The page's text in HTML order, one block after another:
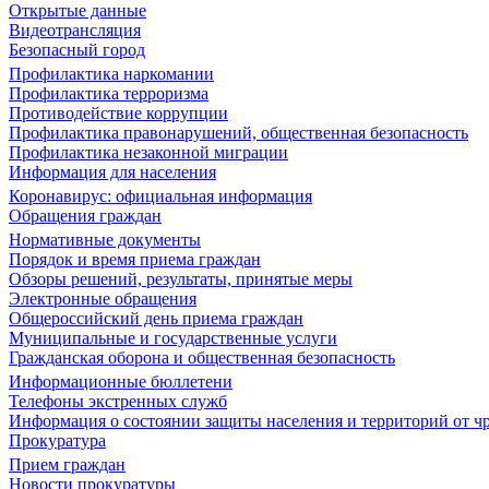
Открытые данные
Видеотрансляция
Безопасный город
Профилактика наркомании
Профилактика терроризма
Противодействие коррупции
Профилактика правонарушений, общественная безопасность
Профилактика незаконной миграции
Информация для населения
Коронавирус: официальная информация
Обращения граждан
Нормативные документы
Порядок и время приема граждан
Обзоры решений, результаты, принятые меры
Электронные обращения
Общероссийский день приема граждан
Муниципальные и государственные услуги
Гражданская оборона и общественная безопасность
Информационные бюллетени
Телефоны экстренных служб
Информация о состоянии защиты населения и территорий от
Прокуратура
Прием граждан
Новости прокуратуры